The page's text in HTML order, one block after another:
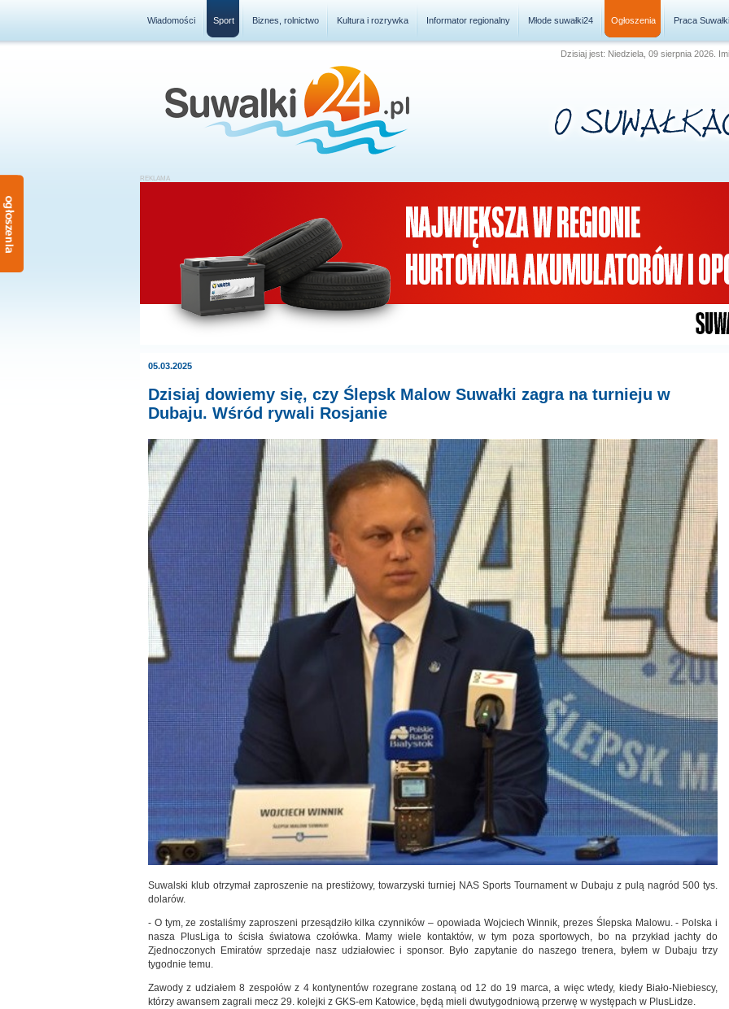
Wiadomości Sport Biznes, rolnictwo Kultura i rozrywka Informator regionalny Młode suwałki24 Ogłoszenia Praca Suwałki
Dzisiaj jest: Niedziela, 09 sierpnia 2026.
05.03.2025
Dzisiaj dowiemy się, czy Ślepsk Malow Suwałki zagra na turnieju w
Dubaju. Wśród rywali Rosjanie
Suwalski klub otrzymał zaproszenie na prestiżowy, towarzyski turniej NAS Sports Tournament w Dubaju z pulą nagród 500 tys.
dolarów.
- O tym, ze zostaliśmy zaproszeni przesądziło kilka czynników – opowiada Wojciech Winnik, prezes Ślepska Malowu. - Polska i
nasza PlusLiga to ścisła światowa czołówka. Mamy wiele kontaktów, w tym poza sportowych, bo na przykład jachty do
Zjednoczonych Emiratów sprzedaje nasz udziałowiec i sponsor. Było zapytanie do naszego trenera, byłem w Dubaju trzy
tygodnie temu.
Zawody z udziałem 8 zespołów z 4 kontynentów rozegrane zostaną od 12 do 19 marca, a więc wtedy, kiedy Biało-Niebiescy,
którzy awansem zagrali mecz 29. kolejki z GKS-em Katowice, będą mieli dwutygodniową przerwę w występach w PlusLidze.